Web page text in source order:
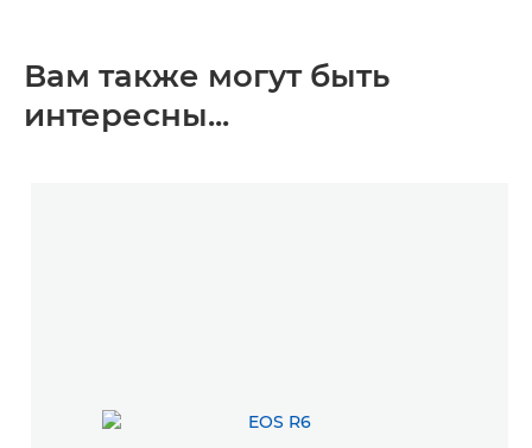
Вам также могут быть
интересны...